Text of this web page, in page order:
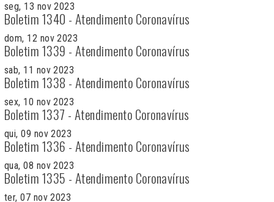
seg, 13 nov 2023
Boletim 1340 - Atendimento Coronavírus
dom, 12 nov 2023
Boletim 1339 - Atendimento Coronavírus
sab, 11 nov 2023
Boletim 1338 - Atendimento Coronavírus
sex, 10 nov 2023
Boletim 1337 - Atendimento Coronavírus
qui, 09 nov 2023
Boletim 1336 - Atendimento Coronavírus
qua, 08 nov 2023
Boletim 1335 - Atendimento Coronavírus
ter, 07 nov 2023